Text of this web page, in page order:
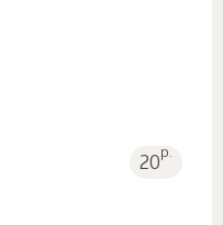
20p.